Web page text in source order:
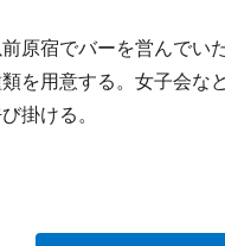
原宿でバーを営んでい
を用意する。女子会な
掛ける。